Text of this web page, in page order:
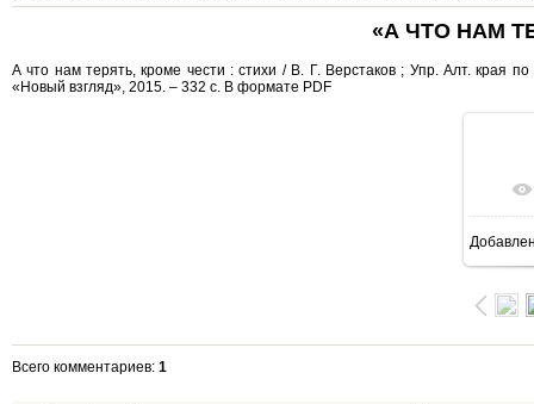
«А ЧТО НАМ
А что нам терять, кроме чести : стихи / В. Г. Верстаков ; Упр. Алт. края
«Новый взгляд», 2015. – 332 с. В формате PDF
Всего комментариев: 1